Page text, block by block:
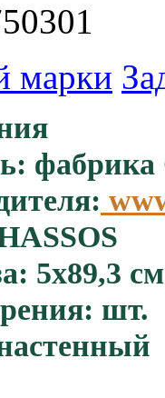
марки
5x89,3 см
шт.